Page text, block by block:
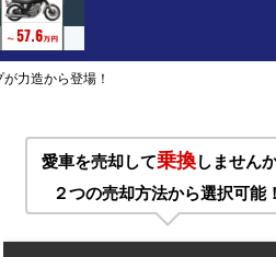
力造から登場！
愛車を売却して乗換しません
２つの売却方法から選択可能！